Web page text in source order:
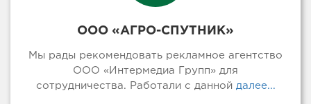
ООО «АГРО-СПУТНИК»
Мы рады рекомендовать рекламное агентство
ООО «Интермедиа Групп» для
сотрудничества. Работали с даннойдалее...